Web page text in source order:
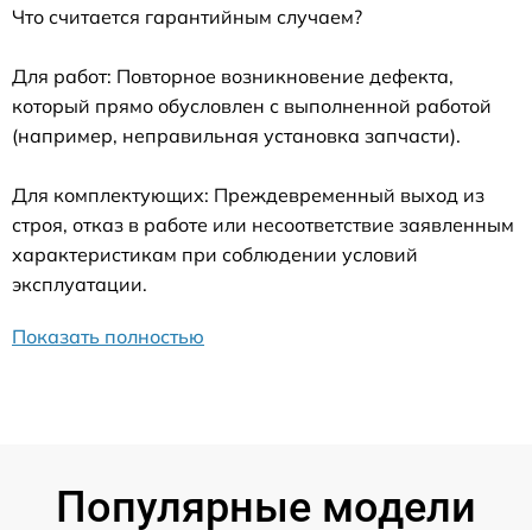
Что считается гарантийным случаем?
Для работ: Повторное возникновение дефекта,
который прямо обусловлен с выполненной работой
(например, неправильная установка запчасти).
Для комплектующих: Преждевременный выход из
строя, отказ в работе или несоответствие заявленным
характеристикам при соблюдении условий
эксплуатации.
Показать полностью
Популярные модели